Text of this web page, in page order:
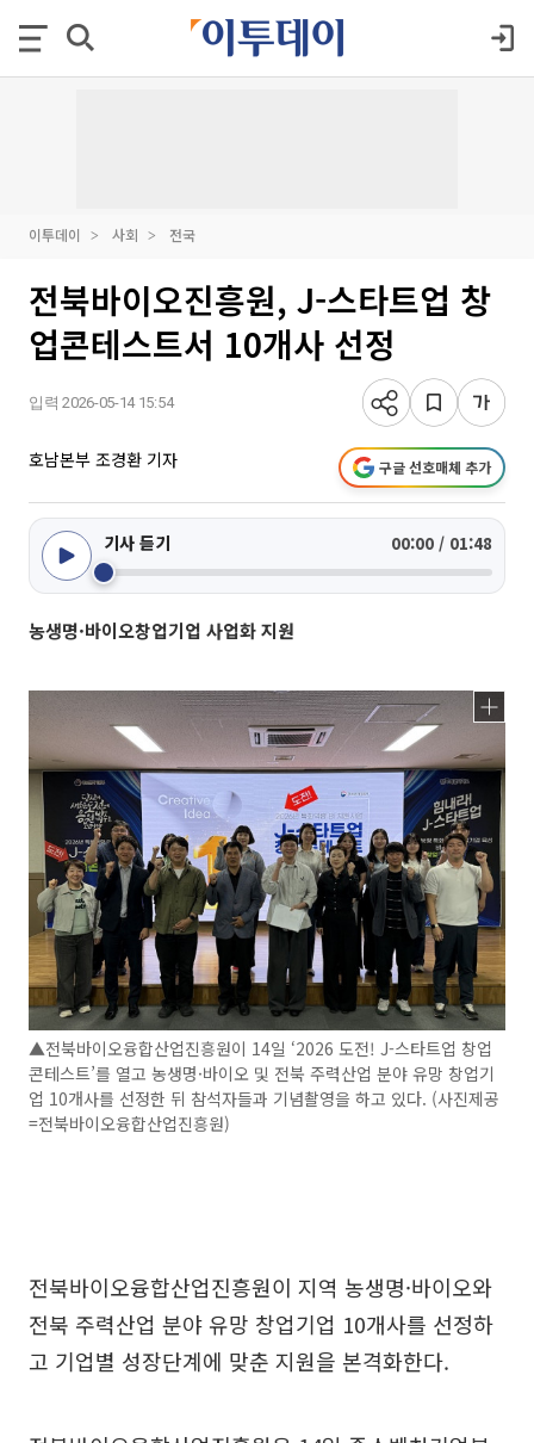
이투데이 사회 전국
전북바이오진흥원, J-스타트업 창
업콘테스트서 10개사 선정
입력 2026-05-14 15:54
호남본부 조경환 기자 구글 선호매체 추가
기사 듣기 00:00 / 01:48
농생명·바이오창업기업 사업화 지원
▲전북바이오융합산업진흥원이 14일 ‘2026 도전! J-스타트업 창업
콘테스트’를 열고 농생명·바이오 및 전북 주력산업 분야 유망 창업기
업 10개사를 선정한 뒤 참석자들과 기념촬영을 하고 있다. (사진제공
=전북바이오융합산업진흥원)
전북바이오융합산업진흥원이 지역 농생명·바이오와
전북 주력산업 분야 유망 창업기업 10개사를 선정하
고 기업별 성장단계에 맞춘 지원을 본격화한다.